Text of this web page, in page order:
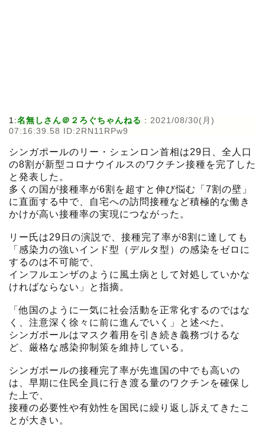
1:名無しさん＠２ろぐちゃんねる : 2021/08/30(月)
07:16:39.58 ID:2RN11RPw9
シンガポールのリー・シェンロン首相は29日、全人口
の8割が新型コロナウイルスのワクチン接種を完了した
と発表した。
多くの国が接種率が6割を超すと伸び悩む「7割の壁」
に直面する中で、自宅への訪問接種など積極的な働き
かけが高い接種率の実現につながった。
リー氏は29日の演説で、接種完了率が8割に達しても
「感染力の強いインド型（デルタ型）の感染をゼロに
するのは不可能で、
インフルエンザのように風土病として対処していかな
ければならない」と指摘。
「他国のように一気に社会活動を正常化するのではな
く、注意深く徐々に前に進んでいく」と述べた。
シンガポールはマスク着用を引き続き義務づけるな
ど、厳格な感染抑制策を維持している。
シンガポールの接種完了率が先進国の中でも高いの
は、早期に住民全員に行き渡る量のワクチンを確保し
た上で、
接種の必要性や有効性を国民に繰り返し訴えてきたこ
とが大きい。